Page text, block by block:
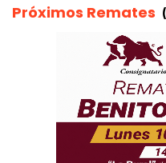
Próximos Remates